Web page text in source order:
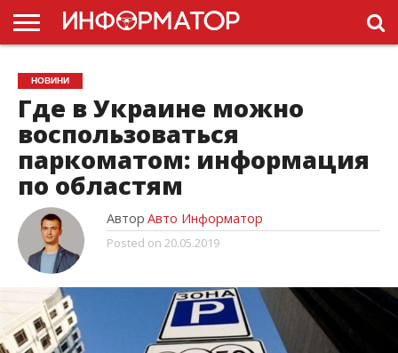
ГОЛОВНА
НОВИНИ
ПДР
УКРАЇНИ
РЕКЛАМА
ПРОЕКТЫ
НОВИНИ
Где в Украине можно
воспользоваться
паркоматом: информация
по областям
Автор Авто Информатор
Posted on 20.05.2019